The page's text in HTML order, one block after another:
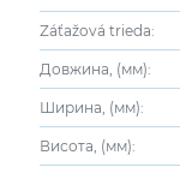
Záťažová trieda:
Довжина, (мм):
Ширина, (мм):
Висота, (мм):